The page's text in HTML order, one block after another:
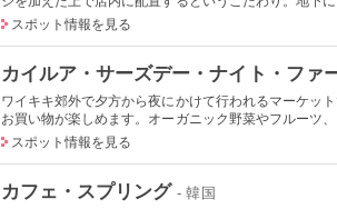
スポット情報を見る
カイルア・サーズデー・ナイト・ファ
ワイキキ郊外で夕方から夜にかけて行われるマーケッ
お買い物が楽しめます。オーガニック野菜やフルーツ
スポット情報を見る
カフェ・スプリング - 韓国